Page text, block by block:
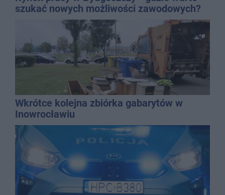
szukać nowych możliwości zawodowych?
Wkrótce kolejna zbiórka gabarytów w
Inowrocławiu